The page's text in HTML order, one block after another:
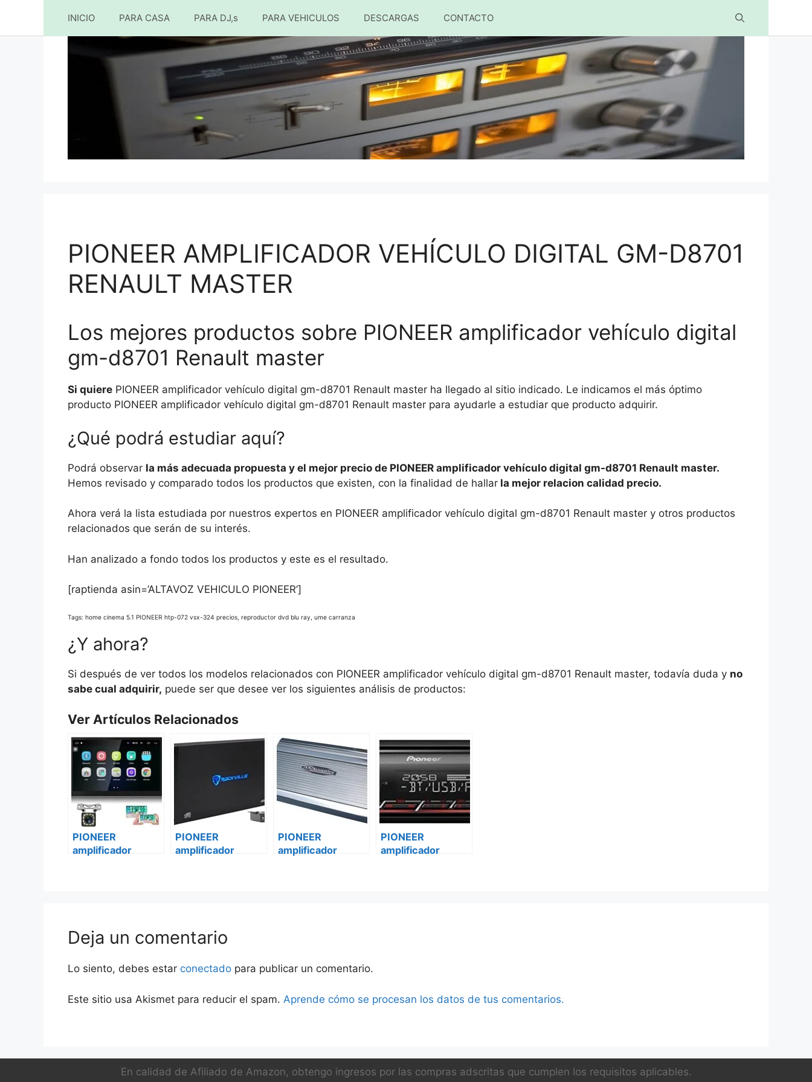
al
INICIO PARA CASA PARA DJ,s PARA VEHICULOS DESCARGAS CONTACTO
PIONEER AMPLIFICADOR VEHÍCULO DIGITAL GM-D8701
RENAULT MASTER
Los mejores productos sobre PIONEER amplificador vehículo digital
gm-d8701 Renault master
Si quiere PIONEER amplificador vehículo digital gm-d8701 Renault master ha llegado al sitio indicado. Le indicamos el más óptimo
producto PIONEER amplificador vehículo digital gm-d8701 Renault master para ayudarle a estudiar que producto adquirir.
¿Qué podrá estudiar aquí?
Podrá observar la más adecuada propuesta y el mejor precio de PIONEER amplificador vehículo digital gm-d8701 Renault master.
Hemos revisado y comparado todos los productos que existen, con la finalidad de hallar la mejor relacion calidad precio.
Ahora verá la lista estudiada por nuestros expertos en PIONEER amplificador vehículo digital gm-d8701 Renault master y otros productos
relacionados que serán de su interés.
Han analizado a fondo todos los productos y este es el resultado.
[raptienda asin=’ALTAVOZ VEHICULO PIONEER’]
Tags: home cinema 5.1 PIONEER htp-072 vsx-324 precios, reproductor dvd blu ray, ume carranza
¿Y ahora?
Si después de ver todos los modelos relacionados con PIONEER amplificador vehículo digital gm-d8701 Renault master, todavía duda y no
sabe cual adquirir, puede ser que desee ver los siguientes análisis de productos:
Ver Artículos Relacionados
PIONEER
amplificador
PIONEER
amplificador
PIONEER
amplificador
PIONEER
amplificador
Deja un comentario
Lo siento, debes estar conectado para publicar un comentario.
Este sitio usa Akismet para reducir el spam. Aprende cómo se procesan los datos de tus comentarios.
En calidad de Afiliado de Amazon, obtengo ingresos por las compras adscritas que cumplen los requisitos aplicables.